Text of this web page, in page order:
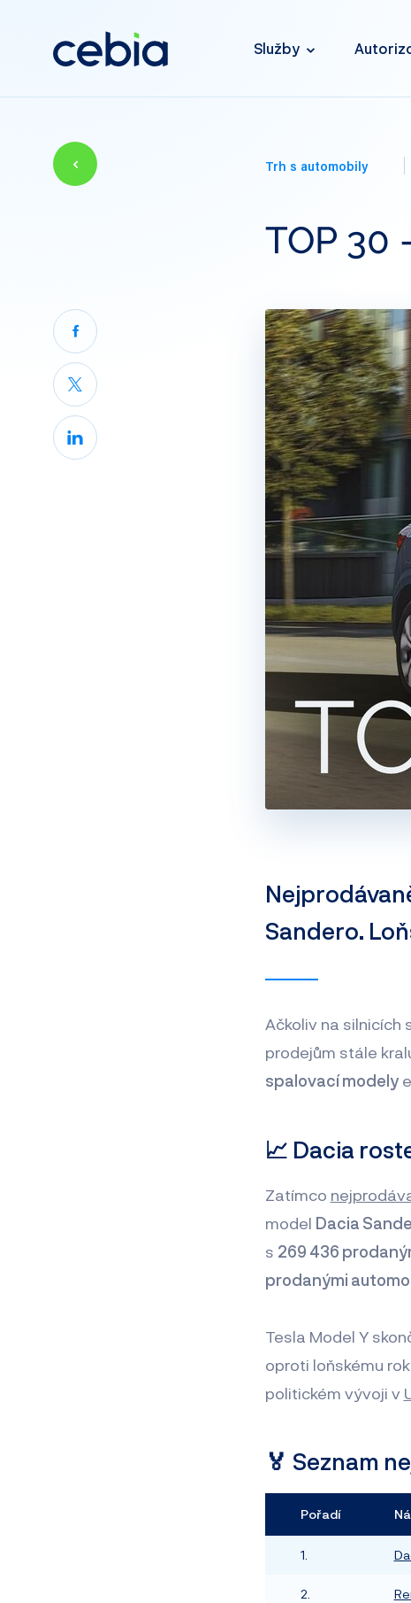
Služby
TOP 30
Trh s automobily
Sandero.
Ačkoliv na
prodejům stále
spalovací modely
📈 Dacia
Zatímco
model Dacia
s 269 436
prodanými
Tesla Model Y
oproti loňskému
politickém vývoji v
🏅 Seznam
Pořadí
1.
2.